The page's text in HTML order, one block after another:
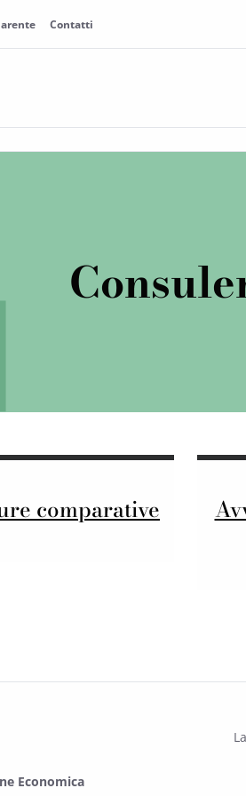
Contatti
comparative
Economica